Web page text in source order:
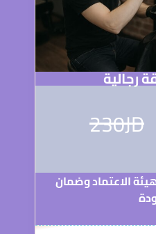
رجالية
230JD
الاعتماد وضمان